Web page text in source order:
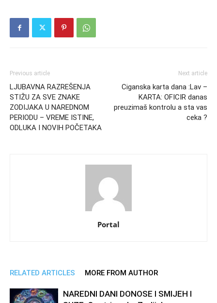
Previous article
LJUBAVNA RAZREŠENJA
STIŽU ZA SVE ZNAKE
ZODIJAKA U NAREDNOM
PERIODU – VREME ISTINE,
ODLUKA I NOVIH POČETAKA
Next article
Ciganska karta dana :Lav –
KARTA: OFICIR danas
preuzimaš kontrolu a sta vas
ceka ?
Portal
RELATED ARTICLES MORE FROM AUTHOR
NAREDNI DANI DONOSE I SMIJEH I